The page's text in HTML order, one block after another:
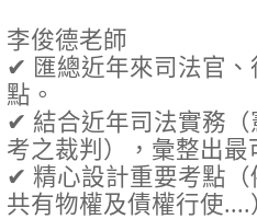
李俊德老師
✔ 匯總近年來司法官
點。
✔ 結合近年司法實務
考之裁判），彙整出
✔ 精心設計重要考點
共有物權及債權行使